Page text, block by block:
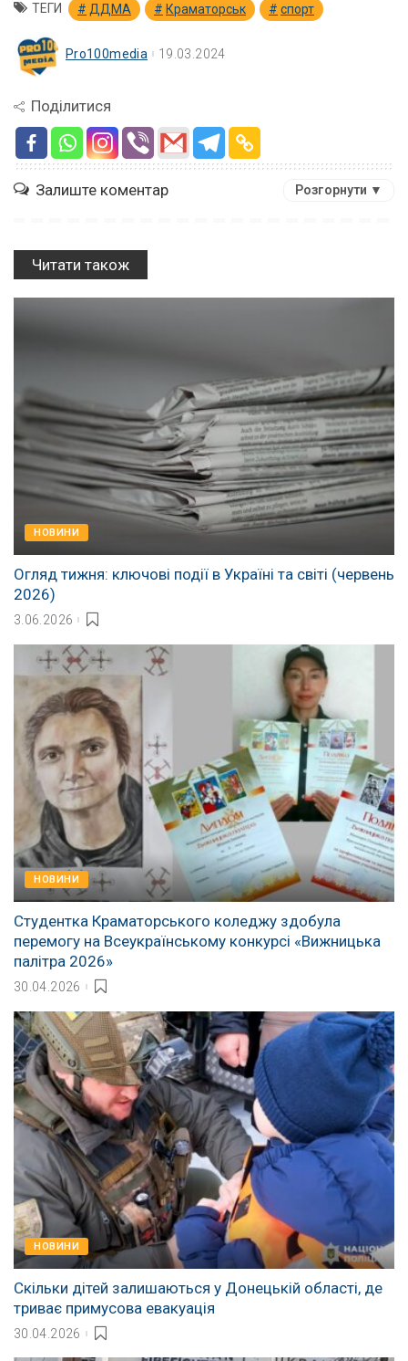
ТЕГИ ДДМА Краматорськ спорт
Pro100media 19.03.2024
Поділитися
Залиште коментар Розгорнути ▼
Читати також
НОВИНИ
Огляд тижня: ключові події в Україні та світі (червень
2026)
3.06.2026
НОВИНИ
Студентка Краматорського коледжу здобула
перемогу на Всеукраїнському конкурсі «Вижницька
палітра 2026»
30.04.2026
НОВИНИ
Скільки дітей залишаються у Донецькій області, де
триває примусова евакуація
30.04.2026